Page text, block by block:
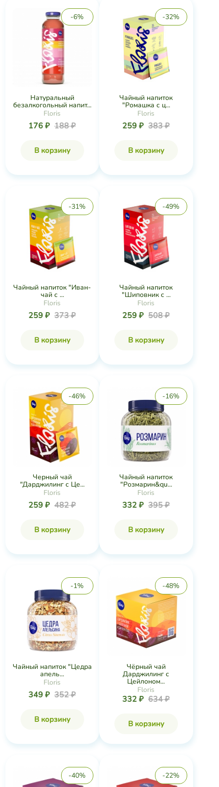
-6%
Натуральный
безалкогольный напит...
Floris
176 ₽ 188 ₽
В корзину
-32%
Чайный напиток
"Ромашка с ц...
Floris
259 ₽ 383 ₽
В корзину
-31%
Чайный напиток "Иван-
чай с ...
Floris
259 ₽ 373 ₽
В корзину
-49%
Чайный напиток
"Шиповник с ...
Floris
259 ₽ 508 ₽
В корзину
-46%
Черный чай
"Дарджилинг с Це...
Floris
259 ₽ 482 ₽
В корзину
-16%
Чайный напиток
"Розмарин&qu...
Floris
332 ₽ 395 ₽
В корзину
-1%
Чайный напиток "Цедра
апель...
Floris
349 ₽ 352 ₽
В корзину
-48%
Чёрный чай
Дарджилинг с
Цейлоном...
Floris
332 ₽ 634 ₽
В корзину
-40% -22%